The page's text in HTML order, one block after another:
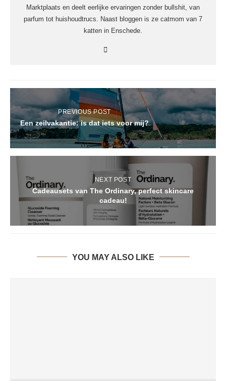
Marktplaats en deelt eerlijke ervaringen zonder bullshit, van
parfum tot huishoudtrucs. Naast bloggen is ze catmom van 7
katten in Enschede.
PREVIOUS POST
Een zeilvakantie: is dat iets voor mij?
NEXT POST
Cadeausets van The Ordinary, perfect skincare
cadeau!
YOU MAY ALSO LIKE